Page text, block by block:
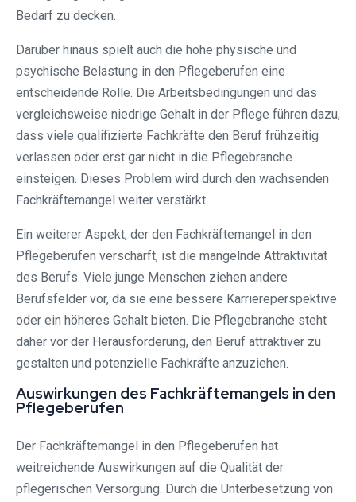
Bedarf zu decken.
Darüber hinaus spielt auch die hohe physische und
psychische Belastung in den Pflegeberufen eine
entscheidende Rolle. Die Arbeitsbedingungen und das
vergleichsweise niedrige Gehalt in der Pflege führen dazu,
dass viele qualifizierte Fachkräfte den Beruf frühzeitig
verlassen oder erst gar nicht in die Pflegebranche
einsteigen. Dieses Problem wird durch den wachsenden
Fachkräftemangel weiter verstärkt.
Ein weiterer Aspekt, der den Fachkräftemangel in den
Pflegeberufen verschärft, ist die mangelnde Attraktivität
des Berufs. Viele junge Menschen ziehen andere
Berufsfelder vor, da sie eine bessere Karriereperspektive
oder ein höheres Gehalt bieten. Die Pflegebranche steht
daher vor der Herausforderung, den Beruf attraktiver zu
gestalten und potenzielle Fachkräfte anzuziehen.
Auswirkungen des Fachkräftemangels in den
Pflegeberufen
Der Fachkräftemangel in den Pflegeberufen hat
weitreichende Auswirkungen auf die Qualität der
pflegerischen Versorgung. Durch die Unterbesetzung von